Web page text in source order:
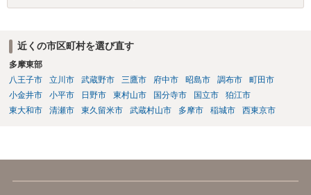
近くの市区町村を選び直す
多摩東部
八王子市
立川市 武蔵野市 三鷹市 府中市 昭島市 調布市
町田市
小金井市
小平市 日野市 東村山市 国分寺市 国立市
狛江市
東大和市
清瀬市 東久留米市 武蔵村山市 多摩市 稲城市 西東京市